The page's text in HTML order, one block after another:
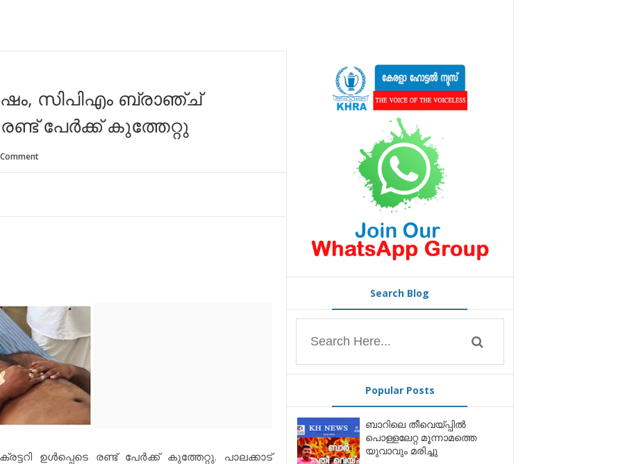
സിപിഎം ബ്രാഞ്ച്
പേർക്ക് കുത്തേറ്റു
ഉൾപ്പെടെ രണ്ട് പേർക്ക് കുത്തേറ്റു. പാലക്കാട്
Search Blog
Popular Posts
ബാറിലെ തീവെയ്പ്പിൽ
പൊള്ളലേറ്റ മൂന്നാമത്തെ
യുവാവും മരിച്ചു